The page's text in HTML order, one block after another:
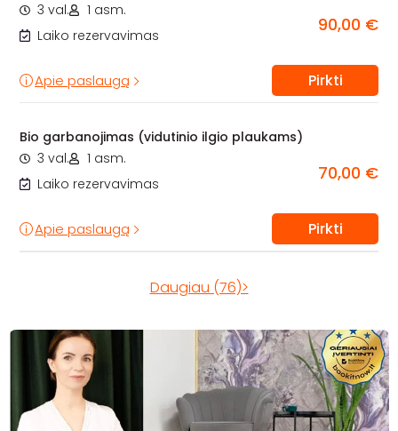
3 val.
1 asm.
Laiko rezervavimas
90,00 €
Apie paslaugą Pirkti
Bio garbanojimas (vidutinio ilgio plaukams)
3 val.
1 asm.
Laiko rezervavimas
70,00 €
Apie paslaugą Pirkti
Daugiau (76)>